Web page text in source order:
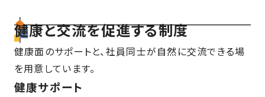
健康と交流を促進する制度
健康面のサポートと、社員同士が自然に交流できる場
を用意しています。
健康サポート